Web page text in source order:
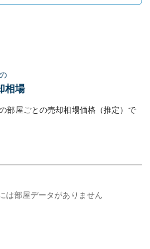
相場
部屋ごとの売却相場価格（推定）で
は部屋データがありません